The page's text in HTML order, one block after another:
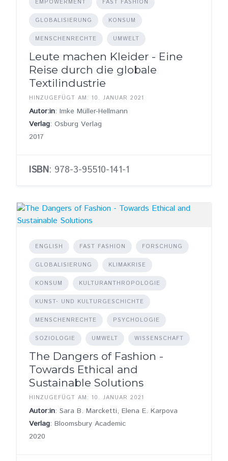
EMPOWERMENT FAST FASHION
GLOBALISIERUNG KONSUM
MENSCHENRECHTE UMWELT
Leute machen Kleider - Eine
Reise durch die globale
Textilindustrie
HINZUGEFÜGT AM: 10. JANUAR 2021
Autor:in: Imke Müller-Hellmann
Verlag: Osburg Verlag
2017
ISBN: 978-3-95510-141-1
ENGLISH FAST FASHION FORSCHUNG
GLOBALISIERUNG KLIMAKRISE
KONSUM KULTURANTHROPOLOGIE
KUNST- UND KULTURGESCHICHTE
MENSCHENRECHTE PSYCHOLOGIE
SOZIOLOGIE UMWELT WISSENSCHAFT
The Dangers of Fashion -
Towards Ethical and
Sustainable Solutions
HINZUGEFÜGT AM: 10. JANUAR 2021
Autor:in: Sara B. Marcketti, Elena E. Karpova
Verlag: Bloomsbury Academic
2020